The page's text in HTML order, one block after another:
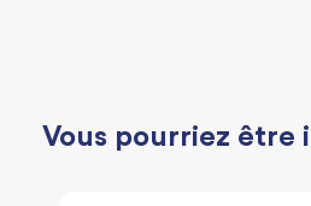
Vous pourriez être